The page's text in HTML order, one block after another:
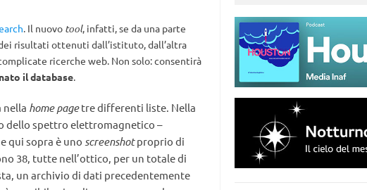
. Il nuovo tool, infatti, se da una parte
risultati ottenuti dall’istituto, dall’altra
ricerche web. Non solo: consentirà
il database.
nella home pagetre differenti liste. Nella
dello spettro elettromagnetico –
qui sopra è uno screenshot proprio di
38, tutte nell’ottico, per un totale di
un archivio di dati precedentemente